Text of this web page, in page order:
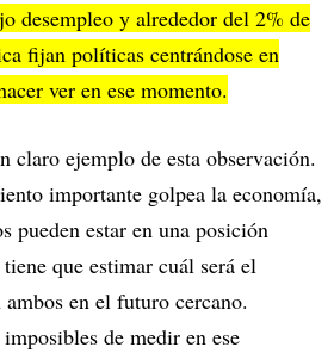
desempleo y alrededor del 2% de
fijan políticas centrándose en
ver en ese momento.
claro ejemplo de esta observación.
importante golpea la economía,
pueden estar en una posición
que estimar cuál será el
en el futuro cercano.
de medir en ese